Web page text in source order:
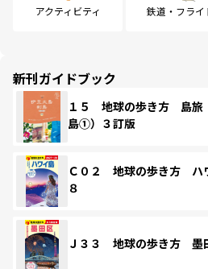
アクティビティ 鉄道・フライ
新刊ガイドブック
１５ 地球の歩き方 島
島①）３訂版
Ｃ０２ 地球の歩き方 ハ
８
Ｊ３３ 地球の歩き方 墨